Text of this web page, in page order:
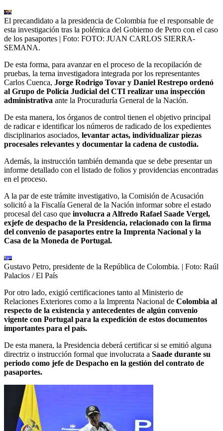
El precandidato a la presidencia de Colombia fue el responsable de
esta investigación tras la polémica del Gobierno de Petro con el caso
de los pasaportes | Foto: FOTO: JUAN CARLOS SIERRA-
SEMANA.
De esta forma, para avanzar en el proceso de la recopilación de
pruebas, la terna investigadora integrada por los representantes
Carlos Cuenca, Jorge Rodrigo Tovar y Daniel Restrepo ordenó
al Grupo de Policía Judicial del CTI realizar una inspección
administrativa ante la Procuraduría General de la Nación.
De esta manera, los órganos de control tienen el objetivo principal
de radicar e identificar los números de radicado de los expedientes
disciplinarios asociados, levantar actas, individualizar piezas
procesales relevantes y documentar la cadena de custodia.
Además, la instrucción también demanda que se debe presentar un
informe detallado con el listado de folios y providencias encontradas
en el proceso.
A la par de este trámite investigativo, la Comisión de Acusación
solicitó a la Fiscalía General de la Nación informar sobre el estado
procesal del caso que involucra a Alfredo Rafael Saade Vergel,
exjefe de despacho de la Presidencia, relacionado con la firma
del convenio de pasaportes entre la Imprenta Nacional y la
Casa de la Moneda de Portugal.
Gustavo Petro, presidente de la República de Colombia. | Foto: Raúl
Palacios / El País
Por otro lado, exigió certificaciones tanto al Ministerio de
Relaciones Exteriores como a la Imprenta Nacional de Colombia al
respecto de la existencia y antecedentes de algún convenio
vigente con Portugal para la expedición de estos documentos
importantes para el país.
De esta manera, la Presidencia deberá certificar si se emitió alguna
directriz o instrucción formal que involucrata a Saade durante su
periodo como jefe de Despacho en la gestión del contrato de
pasaportes.